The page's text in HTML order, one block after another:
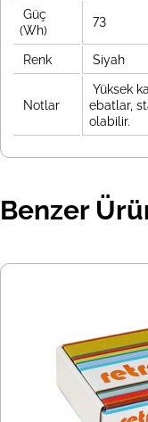
Güç
(Wh)
73
Renk Siyah
Notlar
Yüksek
ebatlar,
olabilir.
Benzer